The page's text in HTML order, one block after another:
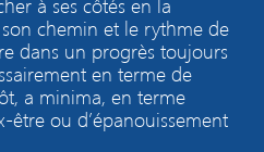
chemin et le rythme de
dans un progrès toujours
en terme de
a minima, en terme
être ou d’épanouissement